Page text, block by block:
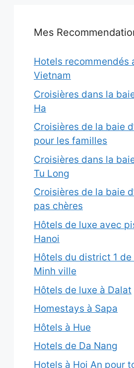
Mes
Hotels recommendés
Vietnam
Croisières dans la
Ha
Croisières de la baie
pour les familles
Croisières dans la
Tu Long
Croisières de la baie
pas chères
Hôtels de luxe avec
Hanoi
Hôtels du district 1 de
Minh ville
Hôtels de luxe à Dalat
Homestays à Sapa
Hôtels à Hue
Hotels de Da Nang
Hotels à Hoi An pour